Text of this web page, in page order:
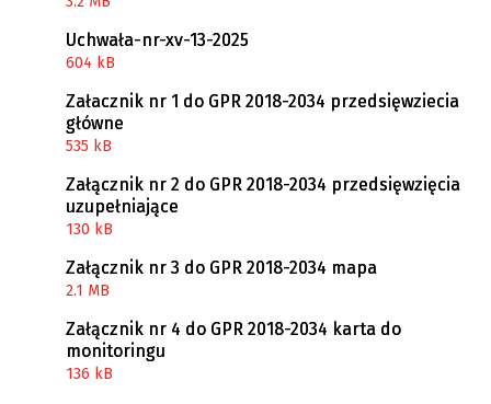
Uchwała-nr-xv-13-2025
604 kB
Załacznik nr 1 do GPR 2018-2034 przedsięwziecia
główne
535 kB
Załącznik nr 2 do GPR 2018-2034 przedsięwzięcia
uzupełniające
130 kB
Załącznik nr 3 do GPR 2018-2034 mapa
2.1 MB
Załącznik nr 4 do GPR 2018-2034 karta do
monitoringu
136 kB